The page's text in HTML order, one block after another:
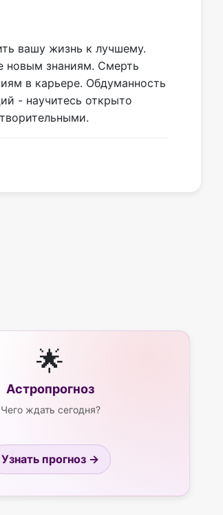
вашу жизнь к лучшему.
новым знаниям. Смерть
в карьере. Обдуманность
- научитесь открыто
🌟
Астропрогноз
Чего ждать сегодня?
Узнать прогноз →